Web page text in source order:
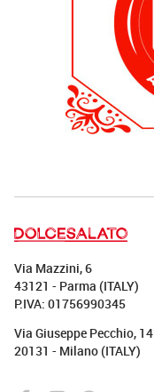
Via Mazzini, 6
43121 - Parma (ITALY)
P.IVA: 01756990345
Via Giuseppe Pecchio, 14
20131 - Milano (ITALY)